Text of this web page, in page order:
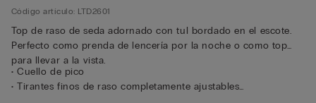
Código artículo: LTD2601
Top de raso de seda adornado con tul bordado en el escote.
Perfecto como prenda de lencería por la noche o como top
para llevar a la vista.
• Cuello de pico
• Tirantes finos de raso completamente ajustables